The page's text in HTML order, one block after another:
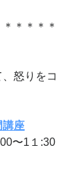
＊＊＊＊
怒りをコ
講座
〜1１:30